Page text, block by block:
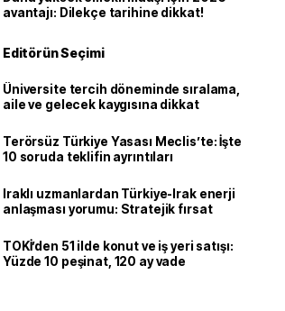
avantajı: Dilekçe tarihine dikkat!
Editörün Seçimi
Üniversite tercih döneminde sıralama,
aile ve gelecek kaygısına dikkat
Terörsüz Türkiye Yasası Meclis’te: İşte
10 soruda teklifin ayrıntıları
Iraklı uzmanlardan Türkiye-Irak enerji
anlaşması yorumu: Stratejik fırsat
TOKİ’den 51 ilde konut ve iş yeri satışı:
Yüzde 10 peşinat, 120 ay vade